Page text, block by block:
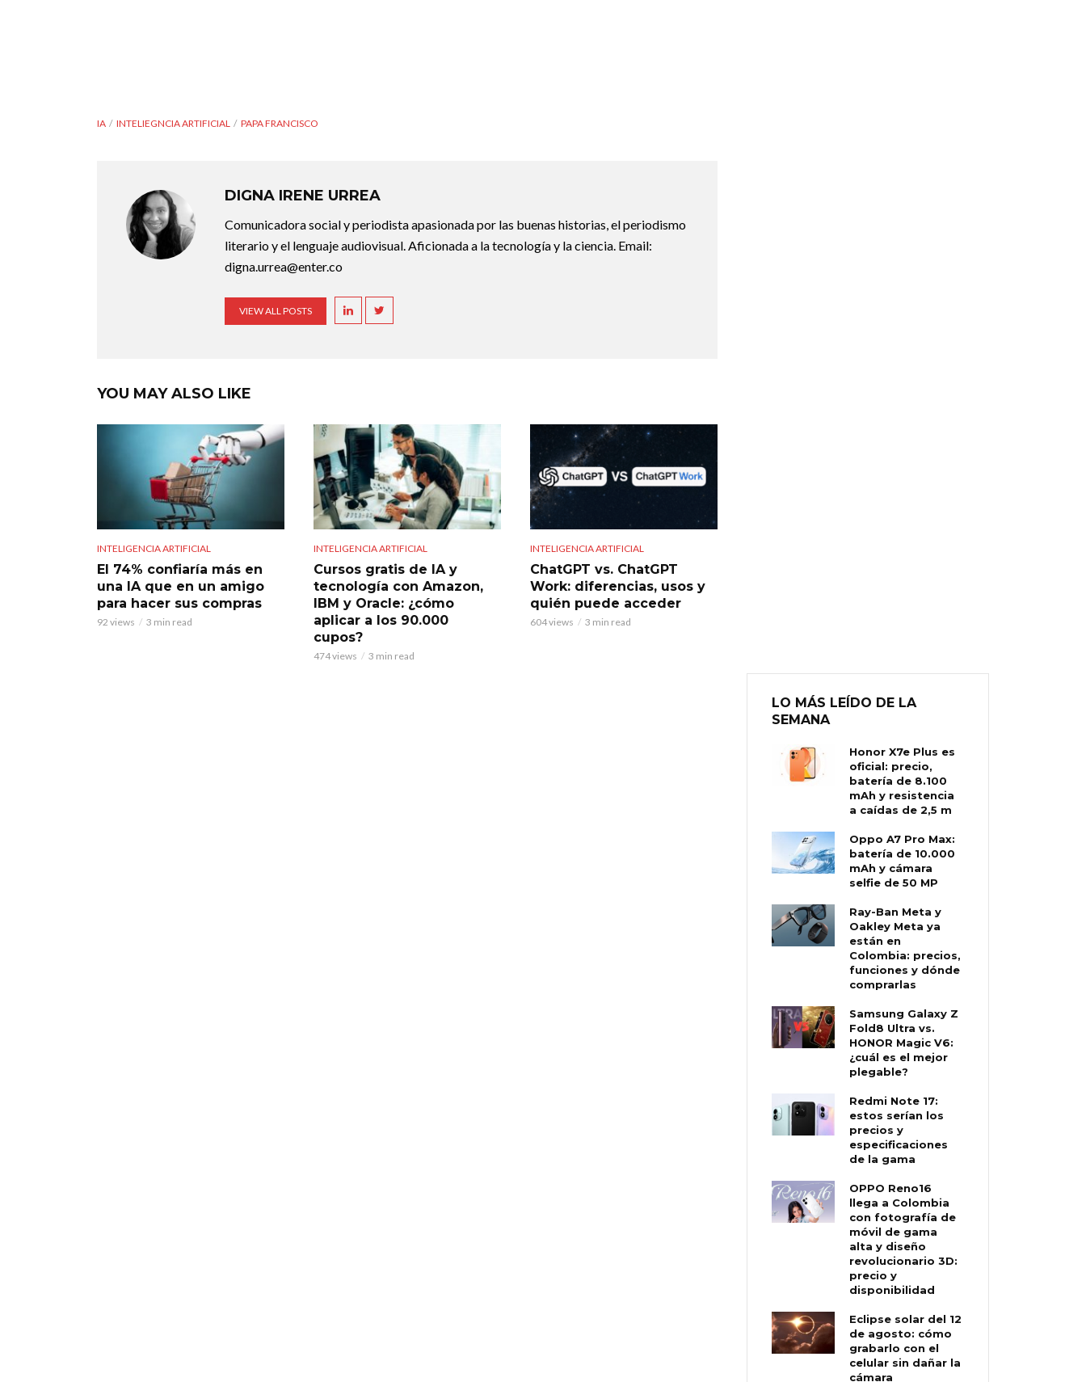
IA INTELIEGNCIA ARTIFICIAL PAPA FRANCISCO
DIGNA IRENE URREA
Comunicadora social y periodista apasionada por las buenas historias, el periodismo
literario y el lenguaje audiovisual. Aficionada a la tecnología y la ciencia. Email:
digna.urrea@enter.co
VIEW ALL POSTS
YOU MAY ALSO LIKE
INTELIGENCIA ARTIFICIAL
El 74% confiaría más en
una IA que en un amigo
para hacer sus compras
92 views 3 min read
INTELIGENCIA ARTIFICIAL
Cursos gratis de IA y
tecnología con Amazon,
IBM y Oracle: ¿cómo
aplicar a los 90.000
cupos?
474 views 3 min read
INTELIGENCIA ARTIFICIAL
ChatGPT vs. ChatGPT
Work: diferencias, usos y
quién puede acceder
604 views 3 min read
LO MÁS LEÍDO DE LA
SEMANA
Honor X7e Plus es
oficial: precio,
batería de 8.100
mAh y resistencia
a caídas de 2,5 m
Oppo A7 Pro Max:
batería de 10.000
mAh y cámara
selfie de 50 MP
Ray-Ban Meta y
Oakley Meta ya
están en
Colombia: precios,
funciones y dónde
comprarlas
Samsung Galaxy Z
Fold8 Ultra vs.
HONOR Magic V6:
¿cuál es el mejor
plegable?
Redmi Note 17:
estos serían los
precios y
especificaciones
de la gama
OPPO Reno16
llega a Colombia
con fotografía de
móvil de gama
alta y diseño
revolucionario 3D:
precio y
disponibilidad
Eclipse solar del 12
de agosto: cómo
grabarlo con el
celular sin dañar la
cámara